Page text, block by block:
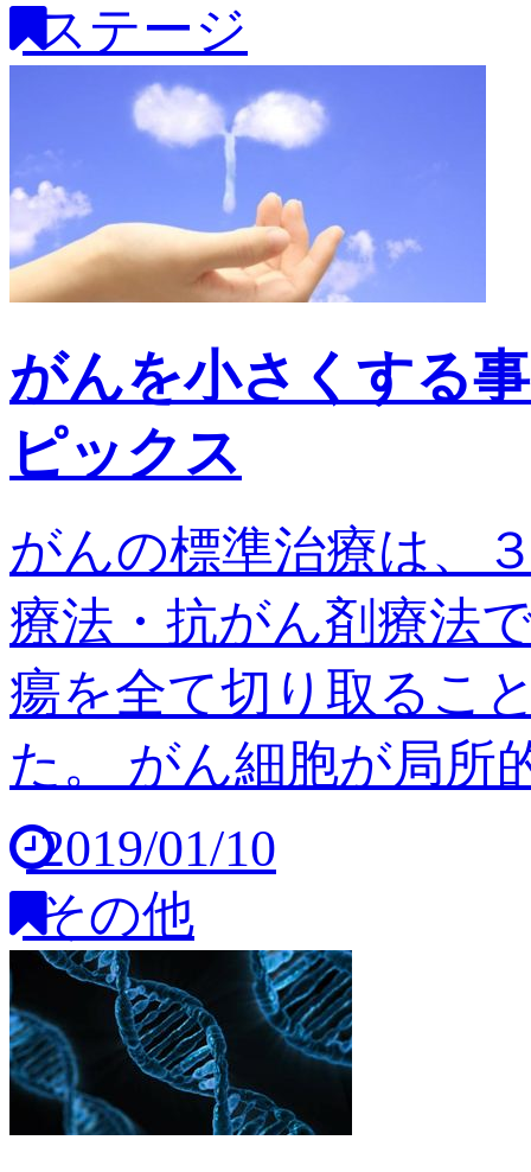
ステージ
がんを小さくする
ピックス
がんの標準治療は、
療法・抗がん剤療法
瘍を全て切り取るこ
た。 がん細胞が局所
2019/01/10
その他